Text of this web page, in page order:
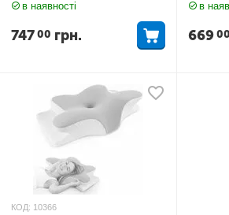
в наявності
74700 грн.
в
66900
КОД: 10366